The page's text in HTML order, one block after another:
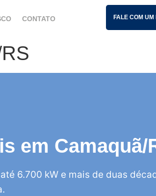
CONTATO FALE COM
em Camaquã/
6.700 kW e mais de duas